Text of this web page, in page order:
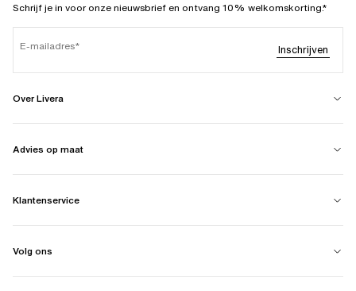
Schrijf je in voor onze nieuwsbrief en ontvang 10% welkomskorting.*
E-mailadres Inschrijven
Over Livera
Advies op maat
Klantenservice
Volg ons